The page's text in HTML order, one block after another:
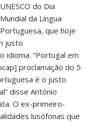
UNESCO do Dia
Mundial da Língua
Portuguesa, que hoje
justo
idioma. “Portugal em
proclamação do 5
é o justo
disse António
O ex-primeiro-
lusófonas que